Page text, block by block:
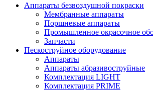
Аппараты безвоздушной покраски
Мембранные аппараты
Поршневые аппараты
Промышленное окрасочное
Запчасти
Пескоструйное оборудование
Аппараты
Аппараты абразивоструйные
Комплектация LIGHT
Комплектация PRIME